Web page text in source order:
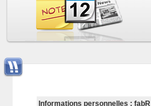
Informations personnelles : fabR